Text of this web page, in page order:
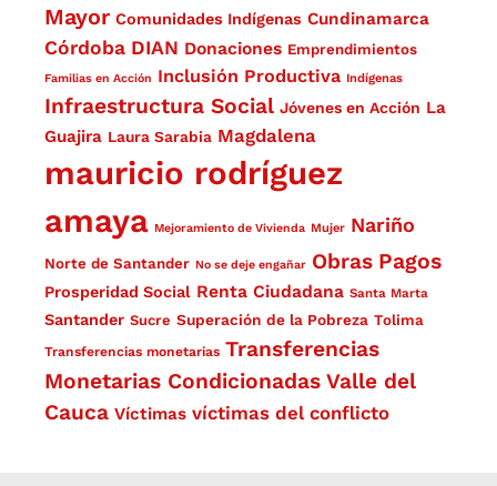
Mayor Comunidades Indígenas Cundinamarca
Córdoba DIAN Donaciones Emprendimientos
Familias en Acción Inclusión Productiva Indígenas
Infraestructura Social Jóvenes en Acción La
Guajira Laura Sarabia Magdalena
mauricio rodríguez
amaya Mejoramiento de Vivienda Mujer Nariño
Norte de Santander No se deje engañar Obras Pagos
Prosperidad Social Renta Ciudadana Santa Marta
Santander Sucre Superación de la Pobreza Tolima
Transferencias monetarias Transferencias
Monetarias Condicionadas Valle del
Cauca Víctimas víctimas del conflicto